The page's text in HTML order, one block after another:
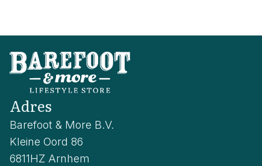
Adres
Barefoot & More B.V.
Kleine Oord 86
6811HZ Arnhem